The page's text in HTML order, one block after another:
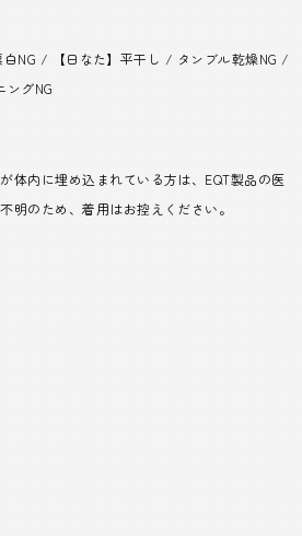
NG / 【日なた】平干し / タンブル乾燥NG /
ングNG
体内に埋め込まれている方は、EQT製品の医
明のため、着用はお控えください。